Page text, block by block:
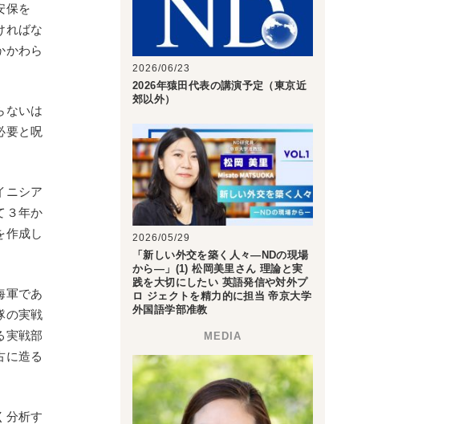
保を
ればな
かわら
ないは
要と呪
ニシア
３年か
作成し
軍であ
の実戦
実戦部
に造る
分析す
2026/06/23
2026年猿田代表の講演予定（東京近
郊以外）
2026/05/29
「新しい外交を築く人々―NDの現場
から―」(1) 松岡美里さん 理論と実
践を大切にしたい 英語発信や対外プ
ロ ジェクトを精力的に担当 帝京大学
外国語学部准教